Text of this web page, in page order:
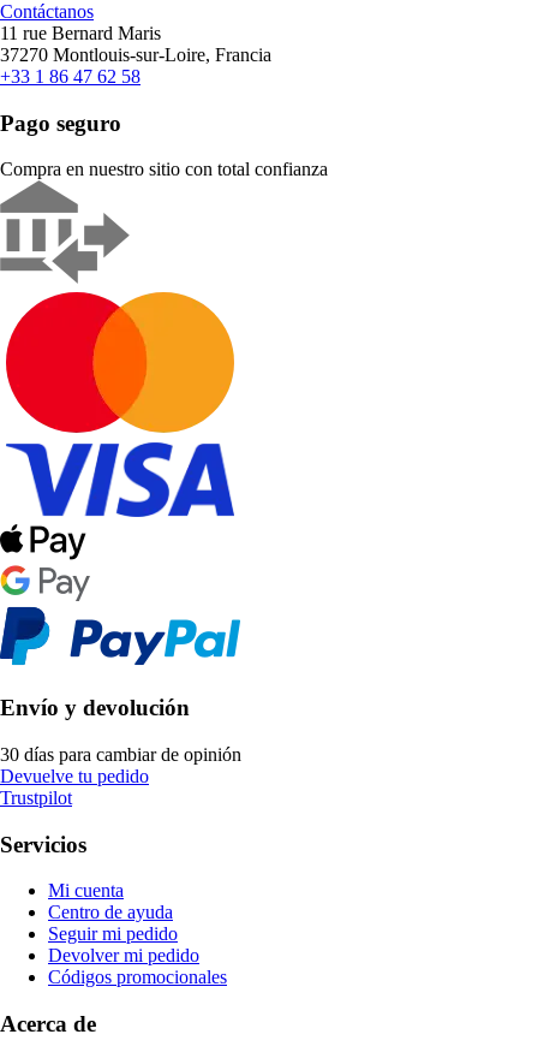
Contáctanos
11 rue Bernard Maris
37270 Montlouis-sur-Loire, Francia
+33 1 86 47 62 58
Pago seguro
Compra en nuestro sitio con total confianza
Envío y devolución
30 días para cambiar de opinión
Devuelve tu pedido
Trustpilot
Servicios
Mi cuenta
Centro de ayuda
Seguir mi pedido
Devolver mi pedido
Códigos promocionales
Acerca de